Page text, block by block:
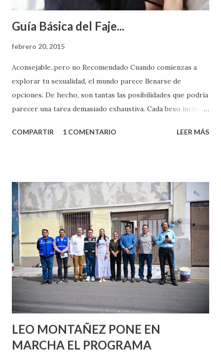
Guía Básica del Faje...
febrero 20, 2015
Aconsejable..pero no Recomendado Cuando comienzas a
explorar tu sexualidad, el mundo parece llenarse de
opciones. De hecho, son tantas las posibilidades que podría
parecer una tarea demasiado exhaustiva. Cada beso incita
partes de ti que jamás hubieras imaginado. El problema es
conoces ni la mitad de lo que deberías saber. Pero incluso
quienes ya han tenido relaciones sexuales no son expertos
o expertas en el tema. Siempre hay algo nuevo que
aprender y nuevas experiencias que conocer. Si eres una
chica y aún no has tenido relaciones sexuales, tal vez
pienses que el sexo será increíble y no puedas esperar para
experimentarlo, pero como cualquier persona con
experiencia te dirá, siempre es mejor cuando ambas partes
son suficientemen...
COMPARTIR 1 COMENTARIO LEER MÁS
LEO MONTAÑEZ PONE EN
MARCHA EL PROGRAMA